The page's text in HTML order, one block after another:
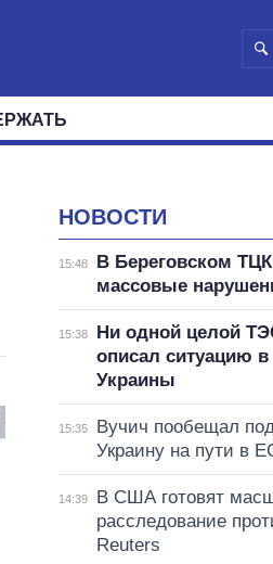
НОВОСТИ
15:48
В Береговском
массовые
15:38
Ни одной целой
описал ситуацию в
Украины
15:35
Вучич пообещал
Украину на пути в
14:39
В США готовят
расследование
Reuters